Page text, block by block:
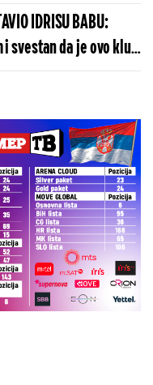
IDRISU BABU:
svestan da je ovo klub